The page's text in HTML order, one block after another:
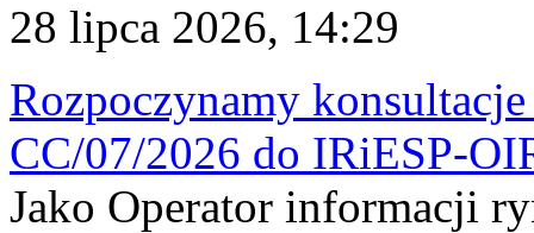
28 lipca 2026, 14:29
Rozpoczynamy
CC/07/2026 do IRiESP-
Jako Operator informacji